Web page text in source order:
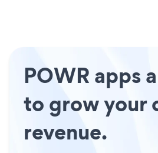
POWR apps
to grow your
revenue.